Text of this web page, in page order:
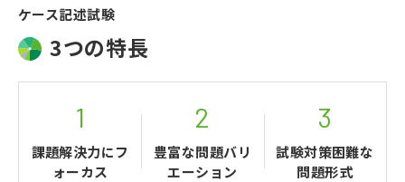
ケース記述試験
3つの特長
1
課題解決力にフ
ォーカス
2
豊富な問題バリ
エーション
3
試験対策困難な
問題形式